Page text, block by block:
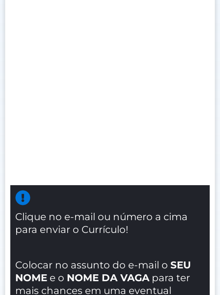
Clique no e-mail ou número a cima
para enviar o Currículo!
Colocar no assunto do e-mail o SEU
NOME e o NOME DA VAGA para ter
mais chances em uma eventual